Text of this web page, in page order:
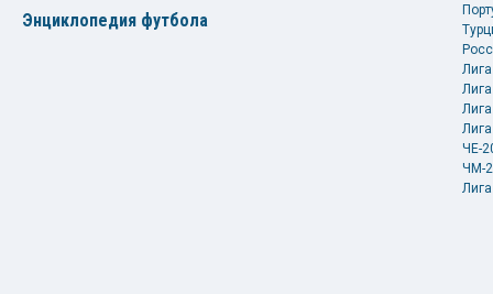
Энциклопедия футбола
ЧЕ-
ЧМ-